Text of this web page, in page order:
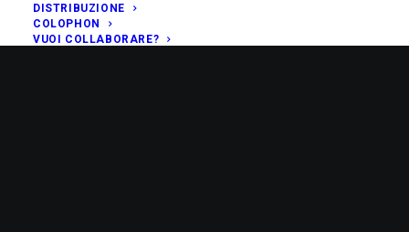
DISTRIBUZIONE
COLOPHON
VUOI COLLABORARE?